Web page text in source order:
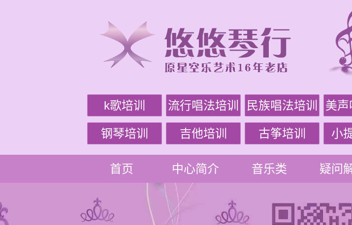
k歌培训 流行唱法培训 民族唱法培训 美声
钢琴培训 吉他培训 古筝培训 小
首页 中心简介 音乐类 疑问